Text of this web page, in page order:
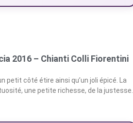
2016 – Chianti Colli Fiorentini
petit côté étire ainsi qu’un joli épicé. La
une petite richesse, de la justesse.